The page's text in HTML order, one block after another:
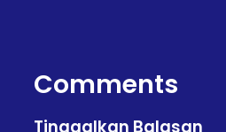
Comments
Tinggalkan Balasan